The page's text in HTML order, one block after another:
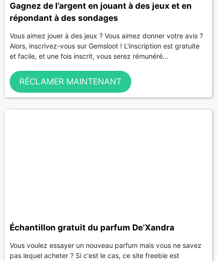
Gagnez de l’argent en jouant à des jeux et en
répondant à des sondages
Vous aimez jouer à des jeux ? Vous aimez donner votre avis ?
Alors, inscrivez-vous sur Gemsloot ! L'inscription est gratuite
et facile, et une fois inscrit, vous serez rémunéré...
RÉCLAMER MAINTENANT
Échantillon gratuit du parfum De’Xandra
Vous voulez essayer un nouveau parfum mais vous ne savez
pas lequel acheter ? Si c'est le cas, ce site freebie est